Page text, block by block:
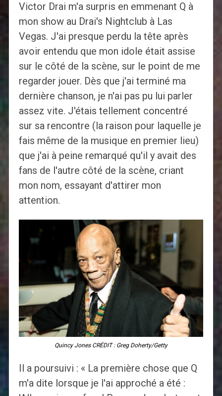
Victor Drai m'a surpris en emmenant Q à
mon show au Drai's Nightclub à Las
Vegas. J'ai presque perdu la tête après
avoir entendu que mon idole était assise
sur le côté de la scène, sur le point de me
regarder jouer. Dès que j'ai terminé ma
dernière chanson, je n'ai pas pu lui parler
assez vite. J'étais tellement concentré
sur sa rencontre (la raison pour laquelle je
fais même de la musique en premier lieu)
que j'ai à peine remarqué qu'il y avait des
fans de l'autre côté de la scène, criant
mon nom, essayant d'attirer mon
attention.
Quincy Jones CRÉDIT : Greg Doherty/Getty
Il a poursuivi : « La première chose que Q
m'a dite lorsque je l'ai approché a été :